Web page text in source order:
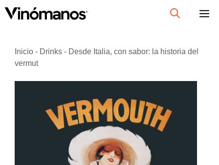
Inicio - Drinks - Desde Italia, con sabor: la historia del
vermut